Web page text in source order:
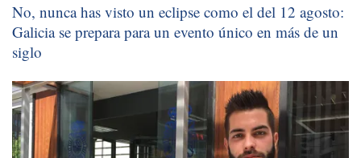
No, nunca has visto un eclipse como el del 12 agosto:
Galicia se prepara para un evento único en más de un
siglo